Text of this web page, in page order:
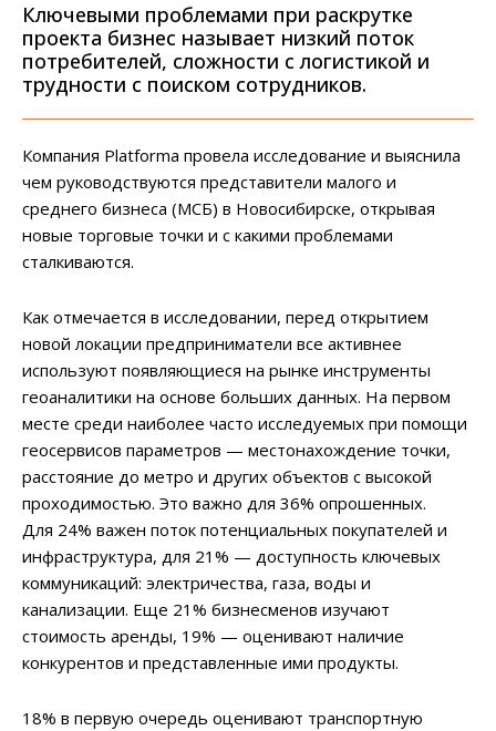
Ключевыми проблемами при раскрутке
проекта бизнес называет низкий поток
потребителей, сложности с логистикой и
трудности с поиском сотрудников.
Компания Platforma провела исследование и выяснила
чем руководствуются представители малого и
среднего бизнеса (МСБ) в Новосибирске, открывая
новые торговые точки и с какими проблемами
сталкиваются.
Как отмечается в исследовании, перед открытием
новой локации предприниматели все активнее
используют появляющиеся на рынке инструменты
геоаналитики на основе больших данных. На первом
месте среди наиболее часто исследуемых при помощи
геосервисов параметров — местонахождение точки,
расстояние до метро и других объектов с высокой
проходимостью. Это важно для 36% опрошенных.
Для 24% важен поток потенциальных покупателей и
инфраструктура, для 21% — доступность ключевых
коммуникаций: электричества, газа, воды и
канализации. Еще 21% бизнесменов изучают
стоимость аренды, 19% — оценивают наличие
конкурентов и представленные ими продукты.
18% в первую очередь оценивают транспортную